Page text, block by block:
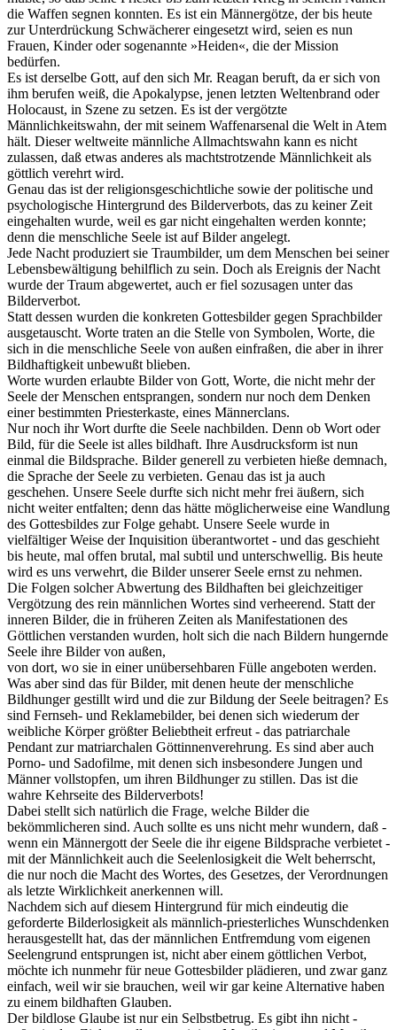
die Waffen segnen konnten. Es ist ein Männergötze, der bis heute
zur Unterdrückung Schwächerer eingesetzt wird, seien es nun
Frauen, Kinder oder sogenannte »Heiden«, die der Mission
bedürfen.
Es ist derselbe Gott, auf den sich Mr. Reagan beruft, da er sich von
ihm berufen weiß, die Apokalypse, jenen letzten Weltenbrand oder
Holocaust, in Szene zu setzen. Es ist der vergötzte
Männlichkeitswahn, der mit seinem Waffenarsenal die Welt in Atem
hält. Dieser weltweite männliche Allmachtswahn kann es nicht
zulassen, daß etwas anderes als machtstrotzende Männlichkeit als
göttlich verehrt wird.
Genau das ist der religionsgeschichtliche sowie der politische und
psychologische Hintergrund des Bilderverbots, das zu keiner Zeit
eingehalten wurde, weil es gar nicht eingehalten werden konnte;
denn die menschliche Seele ist auf Bilder angelegt.
Jede Nacht produziert sie Traumbilder, um dem Menschen bei seiner
Lebensbewältigung behilflich zu sein. Doch als Ereignis der Nacht
wurde der Traum abgewertet, auch er fiel sozusagen unter das
Bilderverbot.
Statt dessen wurden die konkreten Gottesbilder gegen Sprachbilder
ausgetauscht. Worte traten an die Stelle von Symbolen, Worte, die
sich in die menschliche Seele von außen einfraßen, die aber in ihrer
Bildhaftigkeit unbewußt blieben.
Worte wurden erlaubte Bilder von Gott, Worte, die nicht mehr der
Seele der Menschen entsprangen, sondern nur noch dem Denken
einer bestimmten Priesterkaste, eines Männerclans.
Nur noch ihr Wort durfte die Seele nachbilden. Denn ob Wort oder
Bild, für die Seele ist alles bildhaft. Ihre Ausdrucksform ist nun
einmal die Bildsprache. Bilder generell zu verbieten hieße demnach,
die Sprache der Seele zu verbieten. Genau das ist ja auch
geschehen. Unsere Seele durfte sich nicht mehr frei äußern, sich
nicht weiter entfalten; denn das hätte möglicherweise eine Wandlung
des Gottesbildes zur Folge gehabt. Unsere Seele wurde in
vielfältiger Weise der Inquisition überantwortet - und das geschieht
bis heute, mal offen brutal, mal subtil und unterschwellig. Bis heute
wird es uns verwehrt, die Bilder unserer Seele ernst zu nehmen.
Die Folgen solcher Abwertung des Bildhaften bei gleichzeitiger
Vergötzung des rein männlichen Wortes sind verheerend. Statt der
inneren Bilder, die in früheren Zeiten als Manifestationen des
Göttlichen verstanden wurden, holt sich die nach Bildern hungernde
Seele ihre Bilder von außen,
von dort, wo sie in einer unübersehbaren Fülle angeboten werden.
Was aber sind das für Bilder, mit denen heute der menschliche
Bildhunger gestillt wird und die zur Bildung der Seele beitragen? Es
sind Fernseh- und Reklamebilder, bei denen sich wiederum der
weibliche Körper größter Beliebtheit erfreut - das patriarchale
Pendant zur matriarchalen Göttinnenverehrung. Es sind aber auch
Porno- und Sadofilme, mit denen sich insbesondere Jungen und
Männer vollstopfen, um ihren Bildhunger zu stillen. Das ist die
wahre Kehrseite des Bilderverbots!
Dabei stellt sich natürlich die Frage, welche Bilder die
bekömmlicheren sind. Auch sollte es uns nicht mehr wundern, daß -
wenn ein Männergott der Seele die ihr eigene Bildsprache verbietet -
mit der Männlichkeit auch die Seelenlosigkeit die Welt beherrscht,
die nur noch die Macht des Wortes, des Gesetzes, der Verordnungen
als letzte Wirklichkeit anerkennen will.
Nachdem sich auf diesem Hintergrund für mich eindeutig die
geforderte Bilderlosigkeit als männlich-priesterliches Wunschdenken
herausgestellt hat, das der männlichen Entfremdung vom eigenen
Seelengrund entsprungen ist, nicht aber einem göttlichen Verbot,
möchte ich nunmehr für neue Gottesbilder plädieren, und zwar ganz
einfach, weil wir sie brauchen, weil wir gar keine Alternative haben
zu einem bildhaften Glauben.
Der bildlose Glaube ist nur ein Selbstbetrug. Es gibt ihn nicht -